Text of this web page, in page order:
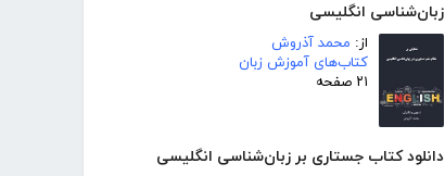
زبان‌شناسی انگلیسی
از: محمد آذروش
کتاب‌های آموزش زبان
۲۱ صفحه
دانلود کتاب جستاری بر زبان‌شناسی انگلیسی